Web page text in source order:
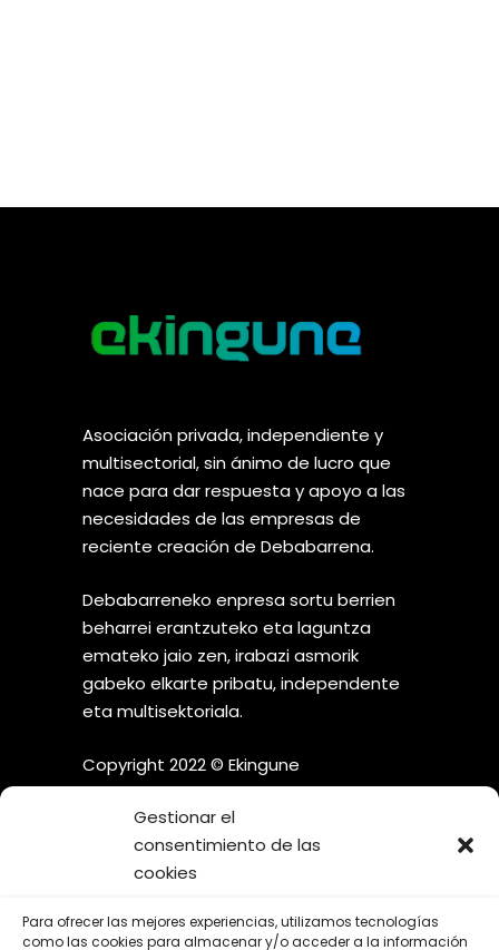
Gestionar el
consentimiento de las
cookies
Para ofrecer las mejores experiencias, utilizamos tecnologías
como las cookies para almacenar y/o acceder a la información
Asociación privada, independiente y
multisectorial, sin ánimo de lucro que
nace para dar respuesta y apoyo a las
necesidades de las empresas de
reciente creación de Debabarrena.
Debabarreneko enpresa sortu berrien
beharrei erantzuteko eta laguntza
emateko jaio zen, irabazi asmorik
gabeko elkarte pribatu, independente
eta multisektoriala.
Copyright 2022 © Ekingune
¡SÍGUENOS EN LAS REDES